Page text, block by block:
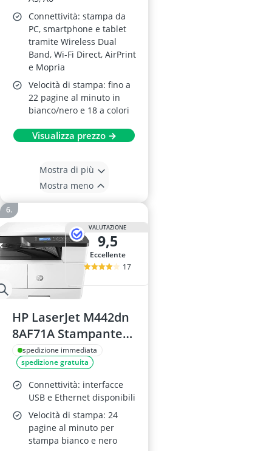
Connettività: stampa da
PC, smartphone e tablet
tramite Wireless Dual
Band, Wi-Fi Direct, AirPrint
e Mopria
Velocità di stampa: fino a
22 pagine al minuto in
bianco/nero e 18 a colori
Visualizza prezzo →
Mostra di più
Mostra meno
VALUTAZIONE
9,5
Eccellente
17
HP LaserJet M442dn
8AF71A Stampante
Multifunzione A4/A3
spedizione immediata
spedizione gratuita
Connettività: interfacce
USB e Ethernet disponibili
Velocità di stampa: 24
pagine al minuto per
stampa bianco e nero